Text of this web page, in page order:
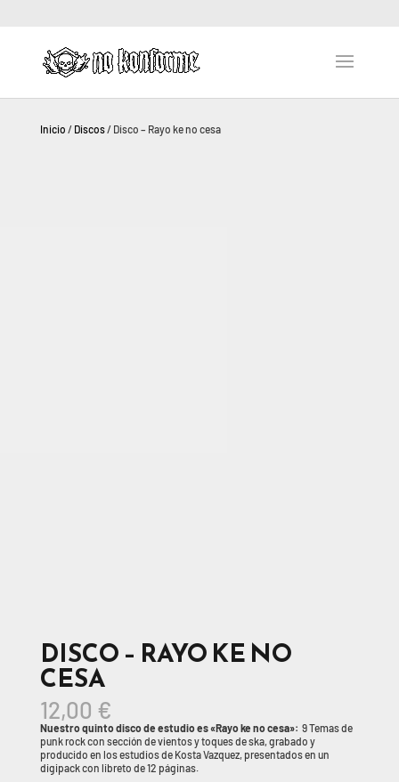
Inicio / Discos/ Disco – Rayo ke no cesa
DISCO – RAYO KE NO
CESA
12,00 €
Nuestro quinto disco de estudio es «Rayo ke no cesa»: 9 Temas de
punk rock con sección de vientos y toques de ska, grabado y
producido en los estudios de Kosta Vazquez, presentados en un
digipack con libreto de 12 páginas.